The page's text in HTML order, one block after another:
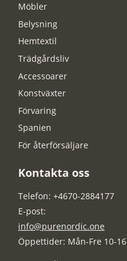
Möbler
Belysning
Hemtextil
Trädgårdsliv
Accessoarer
Konstväxter
Förvaring
Spanien
För återförsäljare
Kontakta oss
Telefon: +4670-2884177
E-post:
info@purenordic.one
Öppettider: Mån-Fre 10-16